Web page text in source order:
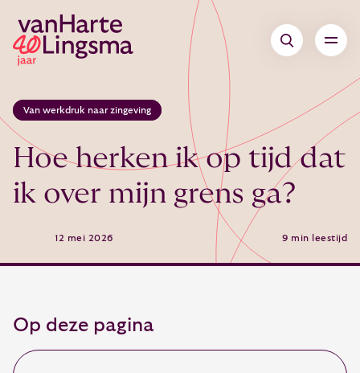
Van werkdruk naar zingeving
Hoe herken ik op tijd dat
ik over mijn grens ga?
12 mei 2026 9 min leestijd
Op deze pagina